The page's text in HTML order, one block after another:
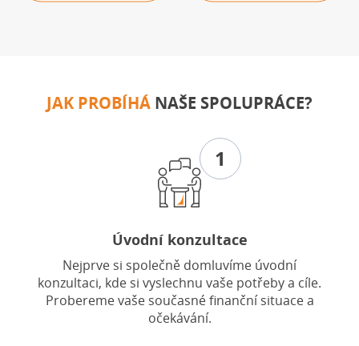
JAK PROBÍHÁ NAŠE SPOLUPRÁCE?
1
Úvodní konzultace
Nejprve si společně domluvíme úvodní
konzultaci, kde si vyslechnu vaše potřeby a cíle.
Probereme vaše současné finanční situace a
očekávání.